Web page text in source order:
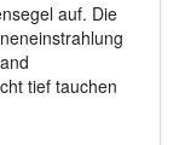
auf. Die
tief tauchen